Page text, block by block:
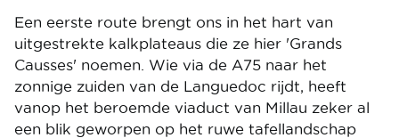
Een eerste route brengt ons in het hart van
uitgestrekte kalkplateaus die ze hier 'Grands
Causses' noemen. Wie via de A75 naar het
zonnige zuiden van de Languedoc rijdt, heeft
vanop het beroemde viaduct van Millau zeker al
een blik geworpen op het ruwe tafellandschap